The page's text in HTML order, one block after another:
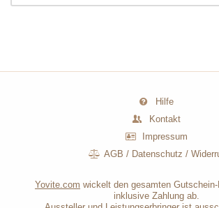
Hilfe
Kontakt
Impressum
AGB / Datenschutz /
Yovite.com wickelt den gesamten
inklusive Zahlung ab.